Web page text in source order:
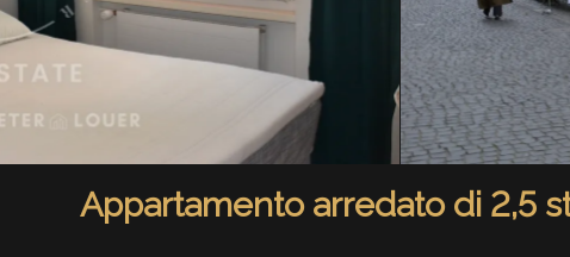
Appartamento arredato di 2,5